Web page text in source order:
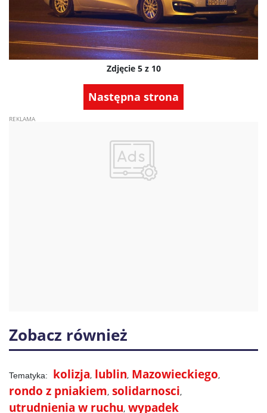
Zdjęcie 5 z 10
Następna strona
Zobacz również
kolizja lublin Mazowieckiego
rondo z pniakiem solidarnosci
utrudnienia w ruchu wypadek